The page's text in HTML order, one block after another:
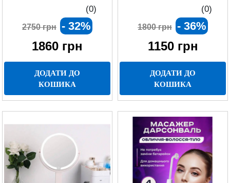
(0)
2750 грн - 32%
1860 грн
ДОДАТИ ДО
КОШИКА
(0)
1800 грн - 36%
1150грн
ДОДАТИ ДО
КОШИКА